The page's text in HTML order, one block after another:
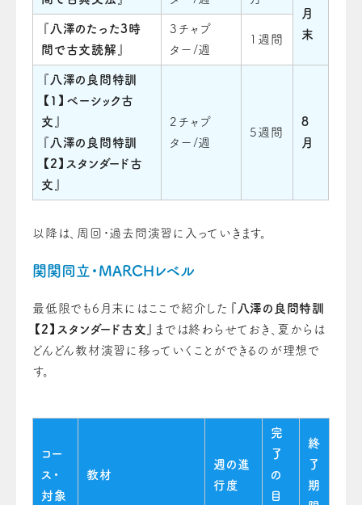
月
末
『 八澤のたった3時
間で古文読解
3チャプ
ター/週
1週間
『 八澤の良問特訓
【1】ベーシック古
文
『 八澤の良問特訓
【2】スタンダード古
文
2チャプ
ター/週
5週間
8
月
以降は、周回・過去問演習に入っていきます。
関関同立・MARCHレベル
最低限でも6月末にはここで紹介した『 八澤の良問特訓
【2】スタンダード古文 』までは終わらせておき、夏からは
どんどん教材演習に移っていくことができるのが理想で
す。
コー
ス・
対象
教材
週の進
行度
完
了
の
目
終
了
期